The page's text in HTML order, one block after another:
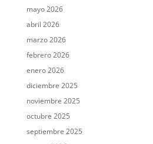
mayo 2026
abril 2026
marzo 2026
febrero 2026
enero 2026
diciembre 2025
noviembre 2025
octubre 2025
septiembre 2025